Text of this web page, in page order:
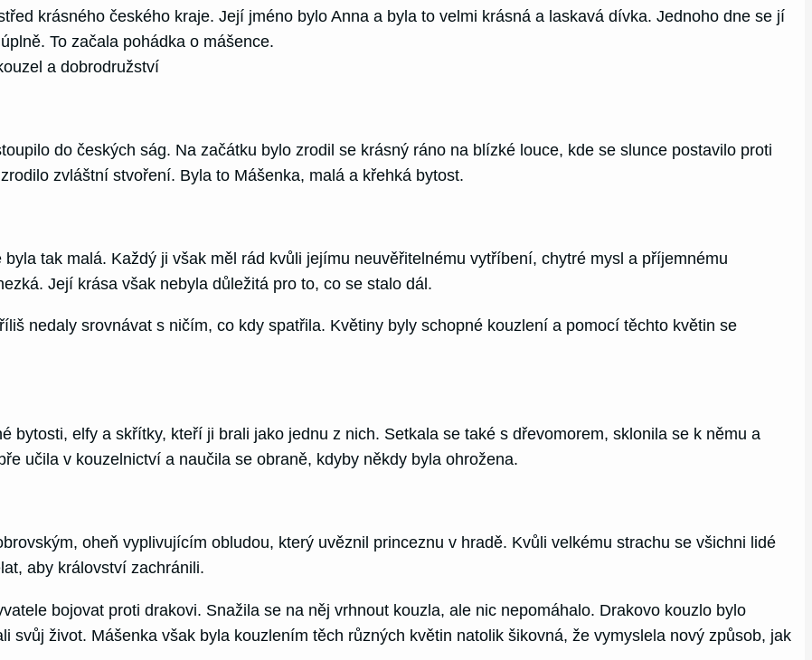
krásného českého kraje. Její jméno bylo Anna a byla to velmi krásná a laskavá dívka. Jednoho dne se jí
To začala pohádka o mášence.
a dobrodružství
do českých ság. Na začátku bylo zrodil se krásný ráno na blízké louce, kde se slunce postavilo proti
zvláštní stvoření. Byla to Mášenka, malá a křehká bytost.
tak malá. Každý ji však měl rád kvůli jejímu neuvěřitelnému vytříbení, chytré mysl a příjemnému
Její krása však nebyla důležitá pro to, co se stalo dál.
nedaly srovnávat s ničím, co kdy spatřila. Květiny byly schopné kouzlení a pomocí těchto květin se
bytosti, elfy a skřítky, kteří ji brali jako jednu z nich. Setkala se také s dřevomorem, sklonila se k němu a
učila v kouzelnictví a naučila se obraně, kdyby někdy byla ohrožena.
oheň vyplivujícím obludou, který uvěznil princeznu v hradě. Kvůli velkému strachu se všichni lidé
aby království zachránili.
bojovat proti drakovi. Snažila se na něj vrhnout kouzla, ale nic nepomáhalo. Drakovo kouzlo bylo
svůj život. Mášenka však byla kouzlením těch různých květin natolik šikovná, že vymyslela nový způsob, jak